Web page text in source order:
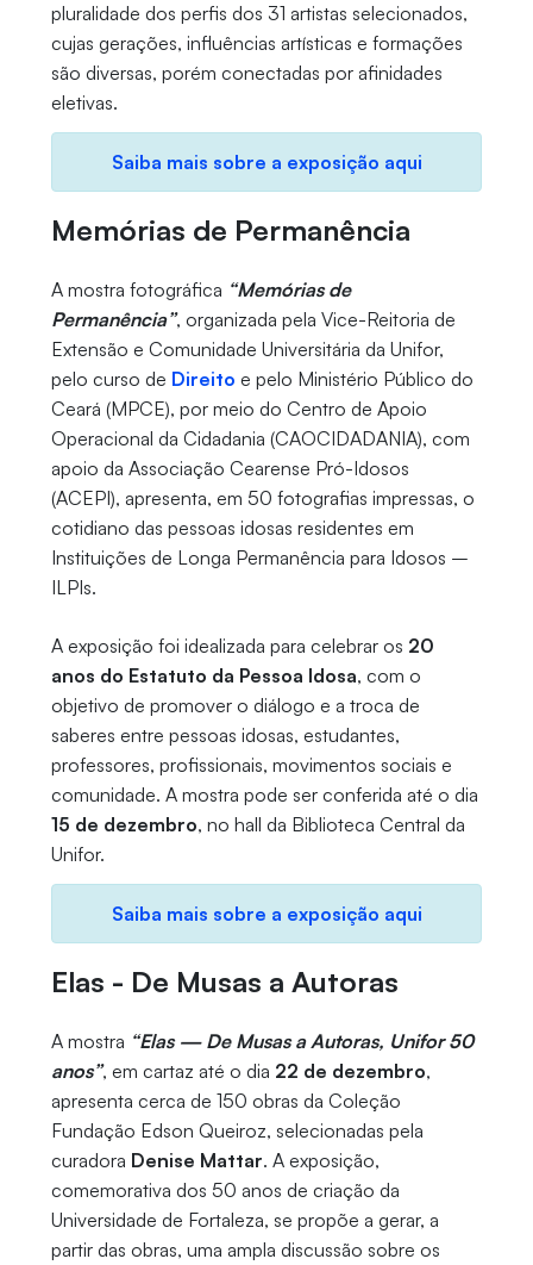
pluralidade dos perfis dos 31 artistas selecionados,
cujas gerações, influências artísticas e formações
são diversas, porém conectadas por afinidades
eletivas.
Saiba mais sobre a exposição aqui
Memórias de Permanência
A mostra fotográfica “Memórias de
Permanência”, organizada pela Vice-Reitoria de
Extensão e Comunidade Universitária da Unifor,
pelo curso de Direito e pelo Ministério Público do
Ceará (MPCE), por meio do Centro de Apoio
Operacional da Cidadania (CAOCIDADANIA), com
apoio da Associação Cearense Pró-Idosos
(ACEPI), apresenta, em 50 fotografias impressas, o
cotidiano das pessoas idosas residentes em
Instituições de Longa Permanência para Idosos –
ILPIs.
A exposição foi idealizada para celebrar os 20
anos do Estatuto da Pessoa Idosa, com o
objetivo de promover o diálogo e a troca de
saberes entre pessoas idosas, estudantes,
professores, profissionais, movimentos sociais e
comunidade. A mostra pode ser conferida até o dia
15 de dezembro, no hall da Biblioteca Central da
Unifor.
Saiba mais sobre a exposição aqui
Elas - De Musas a Autoras
A mostra “Elas — De Musas a Autoras, Unifor 50
anos”, em cartaz até o dia 22 de dezembro,
apresenta cerca de 150 obras da Coleção
Fundação Edson Queiroz, selecionadas pela
curadora Denise Mattar. A exposição,
comemorativa dos 50 anos de criação da
Universidade de Fortaleza, se propõe a gerar, a
partir das obras, uma ampla discussão sobre os